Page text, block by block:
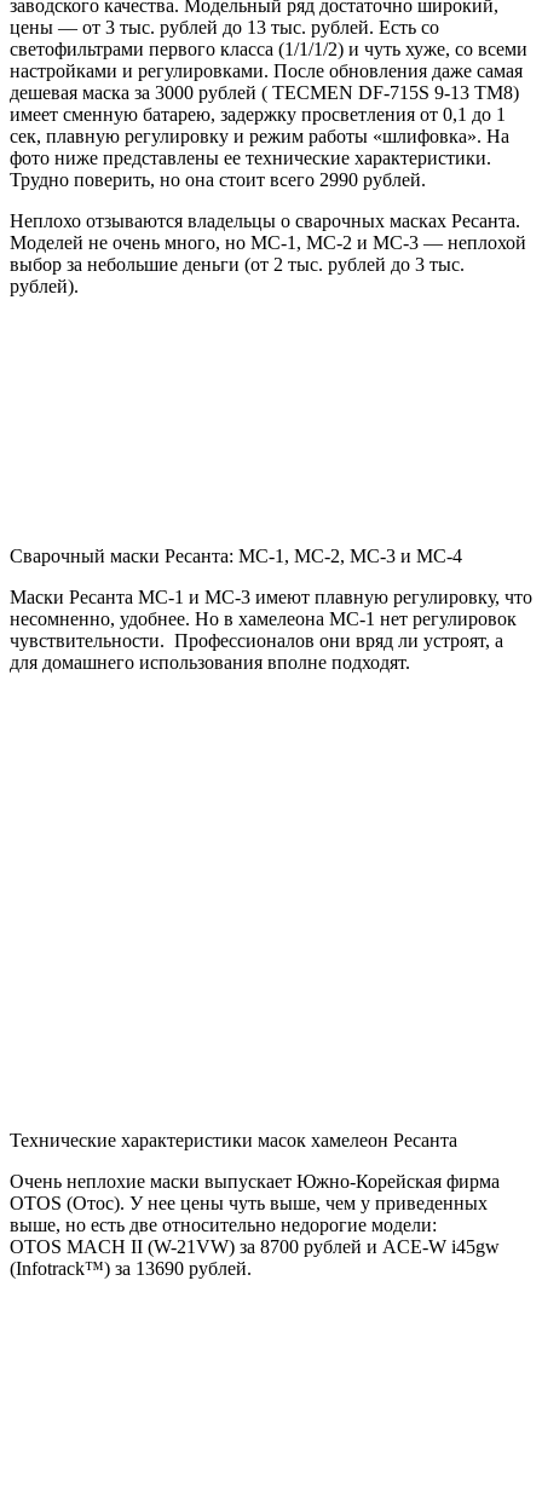
заводского качества. Модельный ряд достаточно широкий,
цены — от 3 тыс. рублей до 13 тыс. рублей. Есть со
светофильтрами первого класса (1/1/1/2) и чуть хуже, со всеми
настройками и регулировками. После обновления даже самая
дешевая маска за 3000 рублей ( TECMEN DF-715S 9-13 TM8)
имеет сменную батарею, задержку просветления от 0,1 до 1
сек, плавную регулировку и режим работы «шлифовка». На
фото ниже представлены ее технические характеристики.
Трудно поверить, но она стоит всего 2990 рублей.
Неплохо отзываются владельцы о сварочных масках Ресанта.
Моделей не очень много, но МС-1, МС-2 и МС-3 — неплохой
выбор за небольшие деньги (от 2 тыс. рублей до 3 тыс.
рублей).
Сварочный маски Ресанта: МС-1, МС-2, МС-3 и МС-4
Маски Ресанта МС-1 и МС-3 имеют плавную регулировку, что
несомненно, удобнее. Но в хамелеона МС-1 нет регулировок
чувствительности. Профессионалов они вряд ли устроят, а
для домашнего использования вполне подходят.
Технические характеристики масок хамелеон Ресанта
Очень неплохие маски выпускает Южно-Корейская фирма
OTOS (Отос). У нее цены чуть выше, чем у приведенных
выше, но есть две относительно недорогие модели:
OTOS MACH II (W-21VW) за 8700 рублей и ACE-W i45gw
(Infotrack™) за 13690 рублей.